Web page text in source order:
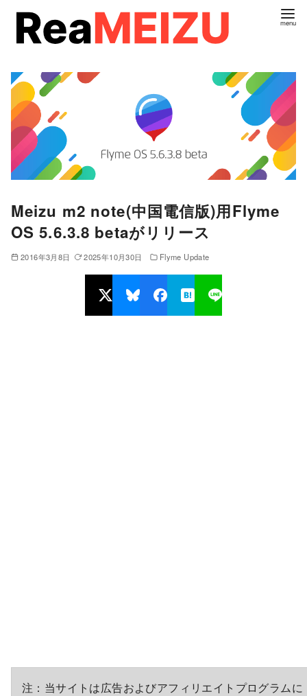
Meizu m2 note(中国電信版)用Flyme
OS 5.6.3.8 betaがリリース
2016年3月8日 2025年10月30日 Flyme Update
注：当サイトは広告およびアフィリエイトプログラムに